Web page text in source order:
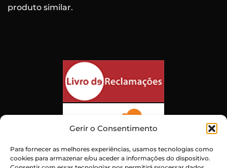
Gerir o Consentimento
Para fornecer as melhores experiências, usamos tecnologias como
cookies para armazenar e/ou aceder a informações do dispositivo.
produto similar.